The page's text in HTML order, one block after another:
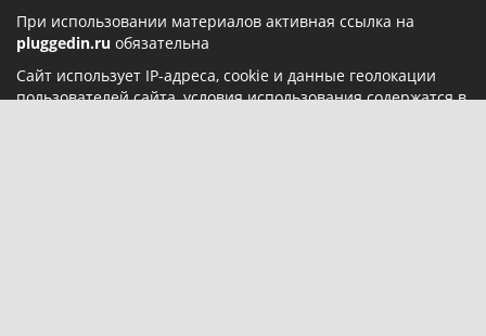
При использовании материалов активная ссылка на
pluggedin.ru обязательна
Сайт использует IP-адреса, cookie и данные геолокации
пользователей сайта, условия использования содержатся в